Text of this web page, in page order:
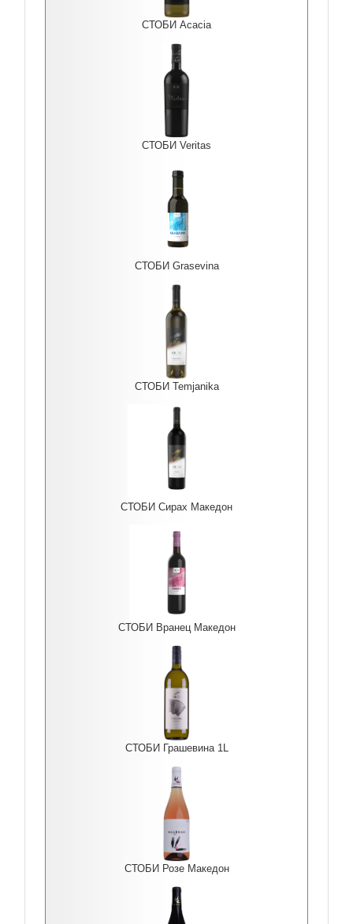
СТОБИ Acacia
СТОБИ Veritas
СТОБИ Grasevina
СТОБИ Temjanika
СТОБИ Сирах Македон
СТОБИ Вранец Македон
СТОБИ Грашевина 1L
СТОБИ Розе Македон